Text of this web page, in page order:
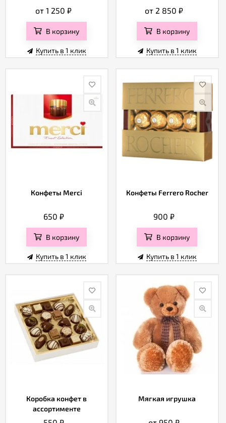
от 1 250₽
В корзину
Купить в 1 клик
от 2 850₽
В корзину
Купить в 1 клик
Конфеты Merci
650 ₽
В корзину
Купить в 1 клик
Конфеты Ferrero Rocher
900₽
В корзину
Купить в 1 клик
Коробка конфет в
ассортименте
Мягкая игрушка